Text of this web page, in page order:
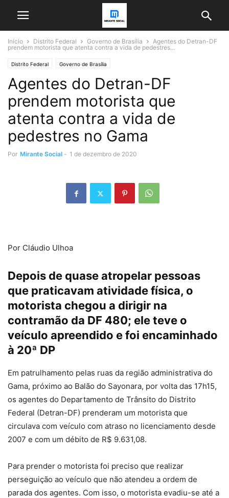
Início Distrito Federal Governo de Brasília
Agentes do Detran-DF
prendem motorista que atenta contra a vida de pedestres...
Distrito Federal Governo de Brasília
Agentes do Detran-DF
prendem motorista que
atenta contra a vida de
pedestres no Gama
Por Mirante Social - 1 de dezembro de 2020
Por Cláudio Ulhoa
Depois de quase atropelar pessoas
que praticavam atividade física, o
motorista chegou a dirigir na
contramão da DF 480; ele teve o
veículo apreendido e foi encaminhado
à 20ª DP
Em patrulhamento pelas ruas da região administrativa do
Gama, próximo ao Balão do Sayonara, por volta das 17h15,
os agentes do Departamento de Trânsito do Distrito
Federal (Detran-DF) prenderam um motorista que
circulava com veículo com atraso no licenciamento desde
2007 e com um débito de R$ 9.631,08.
Para prender o motorista foi preciso que realizar
perseguição ao veículo que não atendeu a ordem de
parada dos agentes. Com isso, o motorista evadiu-se até a